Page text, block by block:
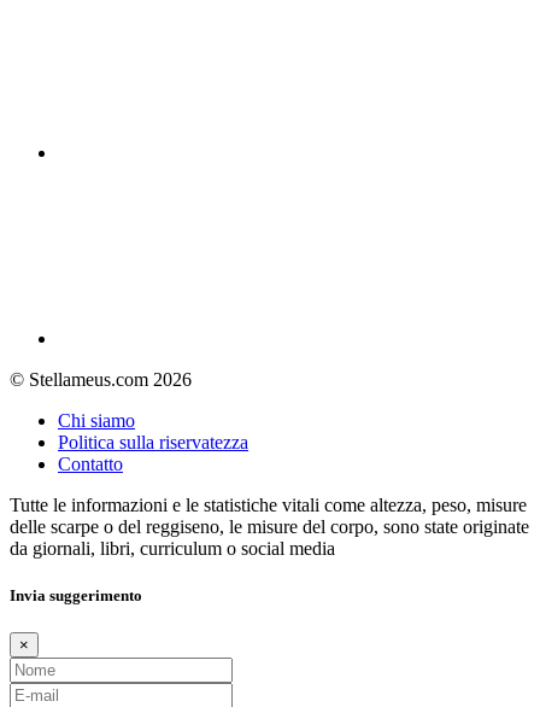
© Stellameus.com 2026
Chi siamo
Politica sulla riservatezza
Contatto
Tutte le informazioni e le statistiche vitali come altezza, peso, misure
delle scarpe o del reggiseno, le misure del corpo, sono state originate
da giornali, libri, curriculum o social media
Invia suggerimento
×